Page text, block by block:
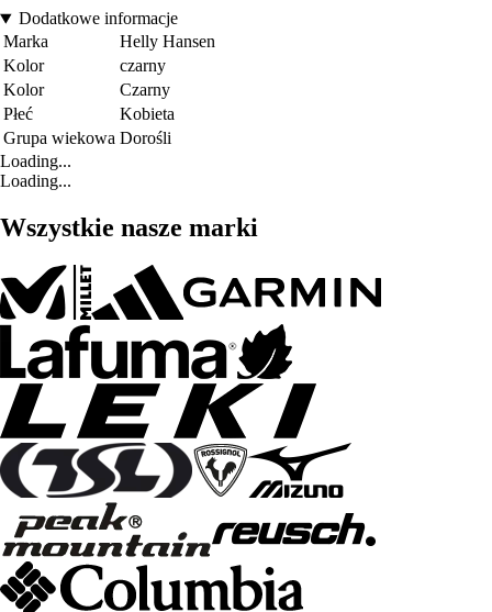
Dodatkowe informacje
Marka
Helly Hansen
Kolor
czarny
Kolor
Czarny
Płeć
Kobieta
Grupa wiekowa Dorośli
Loading...
Loading...
Wszystkie nasze marki